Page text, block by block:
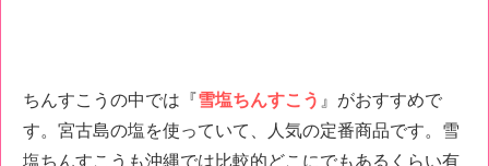
ちんすこうの中では『雪塩ちんすこう 』がおすすめで
す。宮古島の塩を使っていて、人気の定番商品です。雪
塩ちんすこうも沖縄では比較的どこにでもあるくらい有